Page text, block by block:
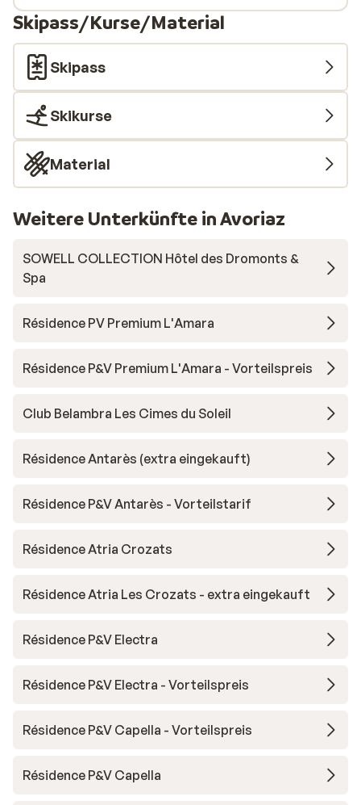
Skipass/Kurse/Material
Skipass
Skikurse
Material
Weitere Unterkünfte in Avoriaz
SOWELL COLLECTION Hôtel des Dromonts &
Spa
Résidence PV Premium L'Amara
Résidence P&V Premium L'Amara - Vorteilspreis
Club Belambra Les Cimes du Soleil
Résidence Antarès (extra eingekauft)
Résidence P&V Antarès - Vorteilstarif
Résidence Atria Crozats
Résidence Atria Les Crozats - extra eingekauft
Résidence P&V Electra
Résidence P&V Electra - Vorteilspreis
Résidence P&V Capella - Vorteilspreis
Résidence P&V Capella